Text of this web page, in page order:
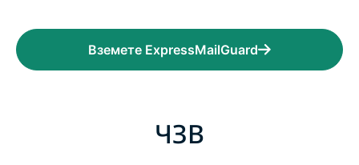
Вземете ExpressMailGuard
ЧЗВ